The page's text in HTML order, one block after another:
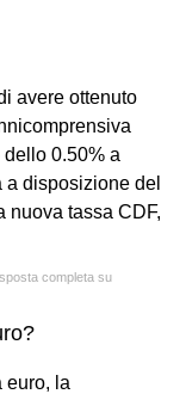
avere ottenuto
0.50% a
disposizione del
nuova tassa CDF,
completa su
euro, la